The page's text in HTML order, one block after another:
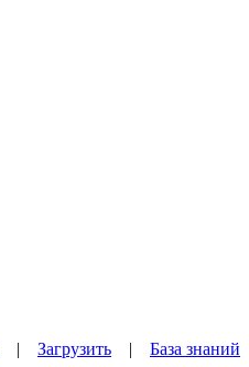
| Загрузить | База знаний